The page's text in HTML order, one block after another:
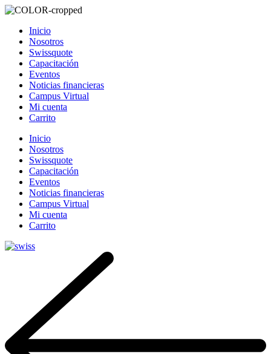
Inicio
Nosotros
Swissquote
Capacitación
Eventos
Noticias financieras
Campus Virtual
Mi cuenta
Carrito
Inicio
Nosotros
Swissquote
Capacitación
Eventos
Noticias financieras
Campus Virtual
Mi cuenta
Carrito